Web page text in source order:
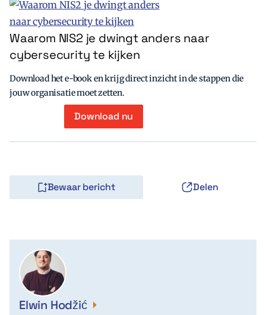
Waarom NIS2 je dwingt anders naar
cybersecurity te kijken
Download het e-book en krijg direct inzicht in de stappen die
jouw organisatie moet zetten.
Download nu
Bewaar bericht Delen
Elwin Hodžić